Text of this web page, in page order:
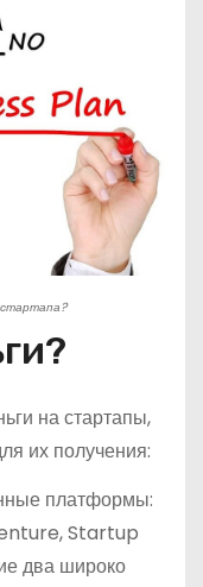
на стартапы,
их получения:
платформы:
Startup
два широко